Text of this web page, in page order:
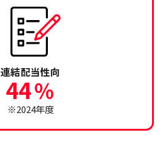
連結配当性向
44％
※2024年度